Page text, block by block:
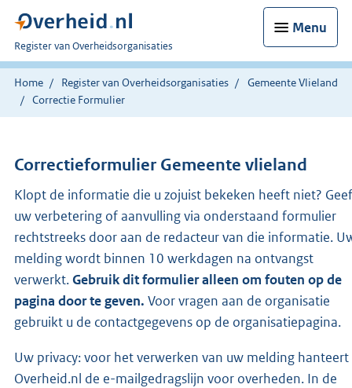
Menu
U
bent
nu
hier:
Register van Overheidsorganisaties
Home Register van Overheidsorganisaties
Gemeente Vlieland
Correctie Formulier
Correctieformulier Gemeente vlieland
Klopt de informatie die u zojuist bekeken heeft niet? Geef
uw verbetering of aanvulling via onderstaand formulier
rechtstreeks door aan de redacteur van die informatie.
melding wordt binnen 10 werkdagen na ontvangst
verwerkt.Gebruik dit formulier alleen om fouten op de
pagina door te geven. Voor vragen aan de organisatie
gebruikt u de contactgegevens op de organisatiepagina.
Uw privacy: voor het verwerken van uw melding hanteert
Overheid.nl de e-mailgedragslijn voor overheden. In de